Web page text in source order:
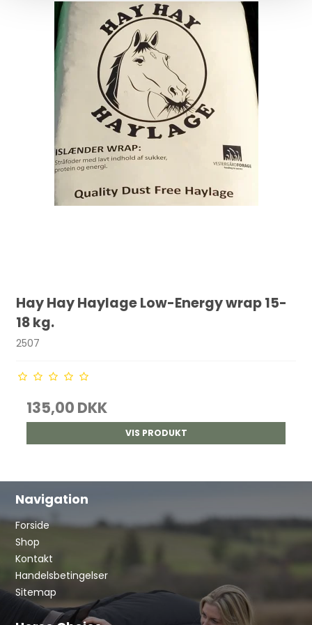
Hay Hay Haylage Low-Energy wrap 15-
18 kg.
2507
135,00 DKK
VIS PRODUKT
Navigation
Forside
Shop
Kontakt
Handelsbetingelser
Sitemap